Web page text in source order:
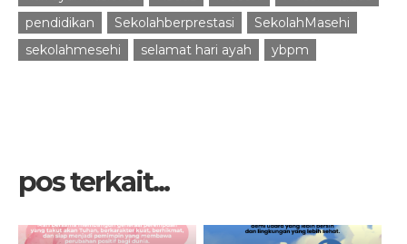
pendidikan
Sekolahberprestasi
SekolahMasehi
sekolahmesehi
selamat hari ayah ybpm
pos terkait...